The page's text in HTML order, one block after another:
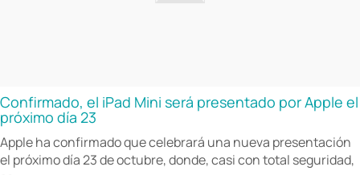
Confirmado, el iPad Mini será presentado por Apple el
próximo día 23
Apple ha confirmado que celebrará una nueva presentación
el próximo día 23 de octubre, donde, casi con total seguridad,